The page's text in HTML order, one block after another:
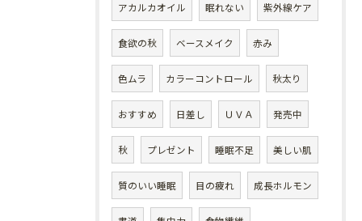
アカルカオイル 眠れない 紫外線ケア
食欲の秋 ベースメイク 赤み
色ムラ カラーコントロール 秋太り
おすすめ 日差し ＵＶＡ 発売中
秋 プレゼント 睡眠不足 美しい肌
質のいい睡眠 目の疲れ 成長ホルモン